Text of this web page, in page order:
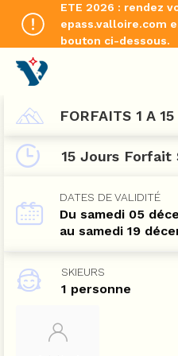
ETE 2026 : rendez
epass.valloire.com
bouton ci-dessous.
FORFAITS 1 A
15 Jours Forfait
DATES DE VALIDITÉ
Du samedi 05
au samedi 19
SKIEURS
1 personne
CHANGER DE
EN